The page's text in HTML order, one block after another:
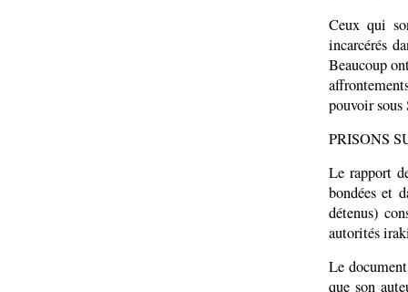
Ceux qui
incarcérés
Beaucoup
pouvoir sous
PRISONS
Le rapport
bondées et
détenus)
autorités
Le
que son